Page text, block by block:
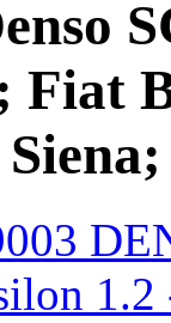
Fiat